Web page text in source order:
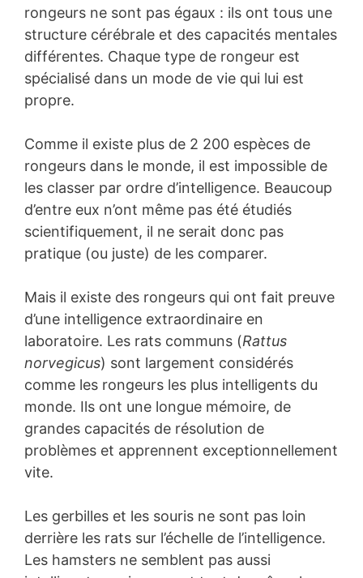
rongeurs ne sont pas égaux : ils ont tous une
structure cérébrale et des capacités mentales
différentes. Chaque type de rongeur est
spécialisé dans un mode de vie qui lui est
propre.
Comme il existe plus de 2 200 espèces de
rongeurs dans le monde, il est impossible de
les classer par ordre d’intelligence. Beaucoup
d’entre eux n’ont même pas été étudiés
scientifiquement, il ne serait donc pas
pratique (ou juste) de les comparer.
Mais il existe des rongeurs qui ont fait preuve
d’une intelligence extraordinaire en
laboratoire. Les rats communs (Rattus
norvegicus) sont largement considérés
comme les rongeurs les plus intelligents du
monde. Ils ont une longue mémoire, de
grandes capacités de résolution de
problèmes et apprennent exceptionnellement
vite.
Les gerbilles et les souris ne sont pas loin
derrière les rats sur l’échelle de l’intelligence.
Les hamsters ne semblent pas aussi